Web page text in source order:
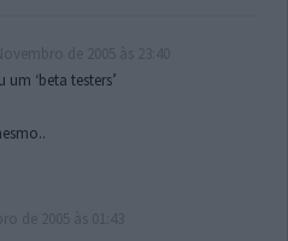
‘beta testers’